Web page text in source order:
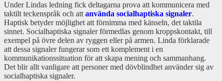
Under Lindas ledning fick deltagarna prova att kommunicera med
taktilt teckenspråk och attanvända socialhaptiska signaler.
Haptisk betyder möjlighet att förnimma med känseln, det taktila
sinnet. Socialhaptiska signaler förmedlas genom kroppskontakt, till
exempel på övre delen av ryggen eller på armen. Linda förklarade
att dessa signaler fungerar som ett komplement i en
kommunikationssituation för att skapa mening och sammanhang.
Det blir allt vanligare att personer med dövblindhet använder sig av
socialhaptiska signaler.